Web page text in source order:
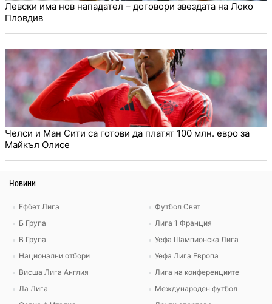
Левски има нов нападател – договори звездата на Локо
Пловдив
Челси и Ман Сити са готови да платят 100 млн. евро за
Майкъл Олисе
Новини
Ефбет Лига
Б Група
В Група
Национални отбори
Висша Лига Англия
Ла Лига
Футбол Свят
Лига 1 Франция
Уефа Шампионска Лига
Уефа Лига Европа
Лига на конференциите
Международен футбол